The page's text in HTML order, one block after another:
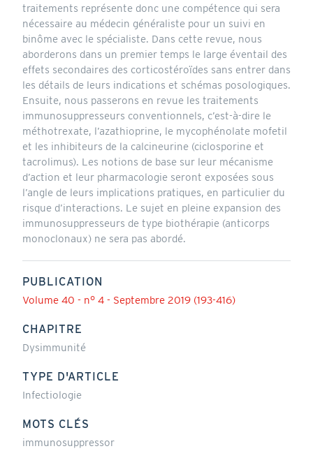
traitements représente donc une compétence qui sera
nécessaire au médecin généraliste pour un suivi en
binôme avec le spécialiste. Dans cette revue, nous
aborderons dans un premier temps le large éventail des
effets secondaires des corticostéroïdes sans entrer dans
les détails de leurs indications et schémas posologiques.
Ensuite, nous passerons en revue les traitements
immunosuppresseurs conventionnels, c’est-à-dire le
méthotrexate, l’azathioprine, le mycophénolate mofetil
et les inhibiteurs de la calcineurine (ciclosporine et
tacrolimus). Les notions de base sur leur mécanisme
d’action et leur pharmacologie seront exposées sous
l’angle de leurs implications pratiques, en particulier du
risque d’interactions. Le sujet en pleine expansion des
immunosuppresseurs de type biothérapie (anticorps
monoclonaux) ne sera pas abordé.
PUBLICATION
Volume 40 - n° 4 - Septembre 2019 (193-416)
CHAPITRE
Dysimmunité
TYPE D'ARTICLE
Infectiologie
MOTS CLÉS
immunosuppressor